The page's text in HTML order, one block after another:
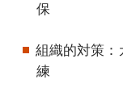
保
組織的対策：
練